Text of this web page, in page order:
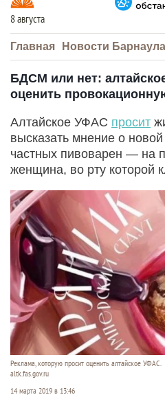
8 августа
Главная Новости Барнаула
БДСМ или нет:
оценить
Алтайское УФАС просит
высказать мнение о
частных пивоварен — на
женщина, во рту которой
Реклама, которую просит оценить алтайское УФАС.
altk.fas.gov.ru
14 марта 2019 в 13:46